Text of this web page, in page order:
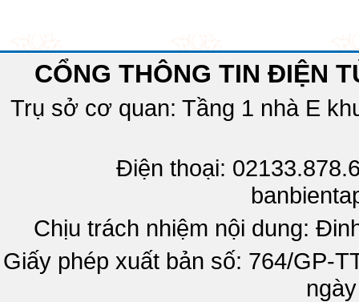
CỔNG THÔNG TIN ĐIỆN
Trụ sở cơ quan: Tầng 1 nhà E
Điện thoại:
Chịu trách nhiệm nội dung:
Giấy phép xuất bản số: 764/GP-